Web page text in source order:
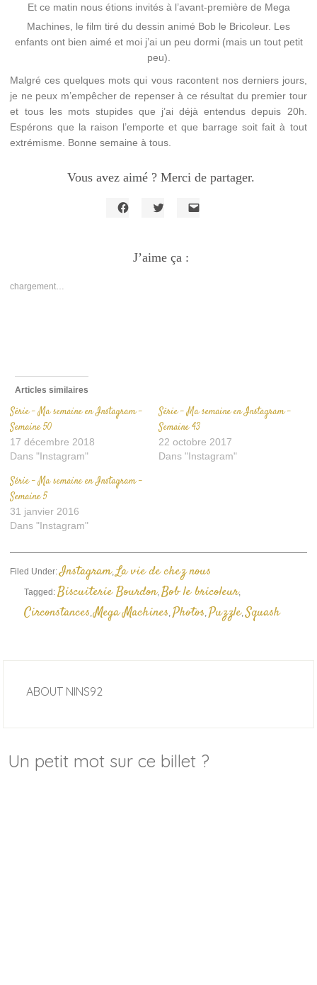
Et ce matin nous étions invités à l’avant-première de Mega
Machines, le film tiré du dessin animé Bob le Bricoleur. Les
enfants ont bien aimé et moi j’ai un peu dormi (mais un tout petit
peu).
Malgré ces quelques mots qui vous racontent nos derniers jours,
je ne peux m’empêcher de repenser à ce résultat du premier tour
et tous les mots stupides que j’ai déjà entendus depuis 20h.
Espérons que la raison l’emporte et que barrage soit fait à tout
extrémisme. Bonne semaine à tous.
Vous avez aimé ? Merci de partager.
Facebook(ouvre
dans
Twitter(ouvre
dans
J’aime ça :
chargement…
Articles similaires
Série – Ma semaine en Instagram –
Semaine 50
17 décembre 2018
Dans "Instagram"
Série – Ma semaine en Instagram –
Semaine 43
22 octobre 2017
Dans "Instagram"
Série – Ma semaine en Instagram –
Semaine 5
31 janvier 2016
Dans "Instagram"
Filed Under:Instagram,La vie de chez nous
Tagged:Biscuiterie Bourdon,Bob le bricoleur,
Circonstances,Mega Machines,Photos,Puzzle,Squash
ABOUT NINS92
Un petit mot sur ce billet ?